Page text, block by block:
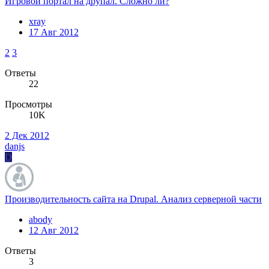
xray
17 Авг 2012
2 3
Ответы
22
Просмотры
10K
2 Дек 2012
danjs
D
Производительность сайта на Drupal. Анализ серверной части
abody
12 Авг 2012
Ответы
3